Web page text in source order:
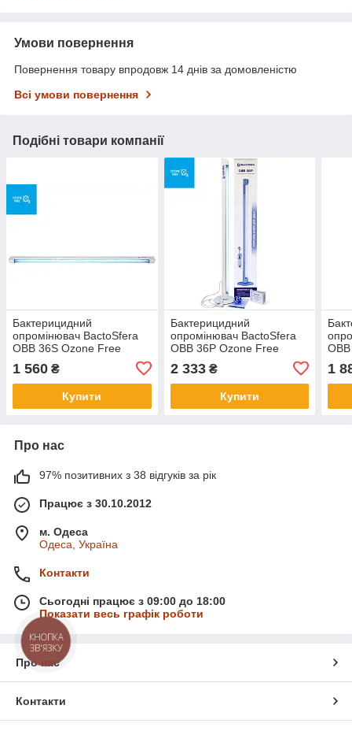
Умови повернення
Повернення товару впродовж 14 днів за домовленістю
Всі умови повернення
Подібні товари компанії
Бактерицидний
опромінювач BactoSfera
OBB 36S Ozone Free
1 560 ₴
Купити
Бактерицидний
опромінювач BactoSfera
OBB 36P Ozone Free
2 333₴
Купити
1
Про нас
97% позитивних з 38 відгуків за рік
Працює з 30.10.2012
м. Одеса
Одеса, Україна
Контакти
Сьогодні працює з 09:00 до 18:00
Показати весь графік роботи
Про нас
Контакти
КНОПКА
ЗВ'ЯЗКУ